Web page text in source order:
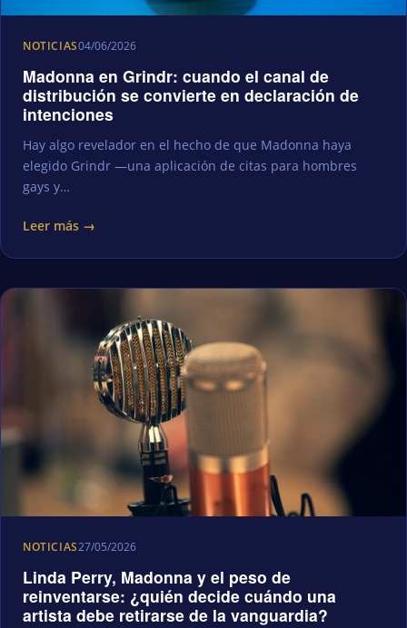
NOTICIAS04/06/2026
Madonna en Grindr: cuando el canal de
distribución se convierte en declaración de
intenciones
Hay algo revelador en el hecho de que Madonna haya
elegido Grindr —una aplicación de citas para hombres
gays y…
Leer más →
NOTICIAS27/05/2026
Linda Perry, Madonna y el peso de
reinventarse: ¿quién decide cuándo una
artista debe retirarse de la vanguardia?